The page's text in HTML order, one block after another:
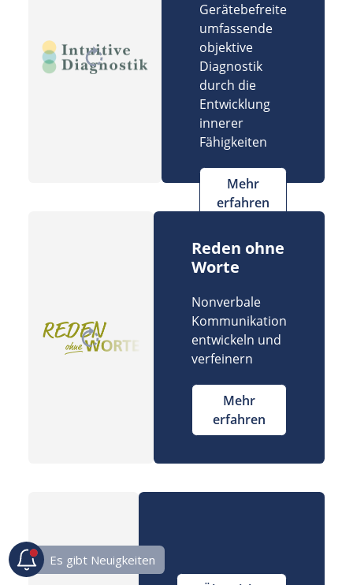
Gerätebefreite
umfassende
objektive
Diagnostik
durch die
Entwicklung
innerer
Fähigkeiten
Mehr
erfahren
Reden ohne
Worte
Nonverbale
Kommunikation
entwickeln und
verfeinern
Mehr
erfahren